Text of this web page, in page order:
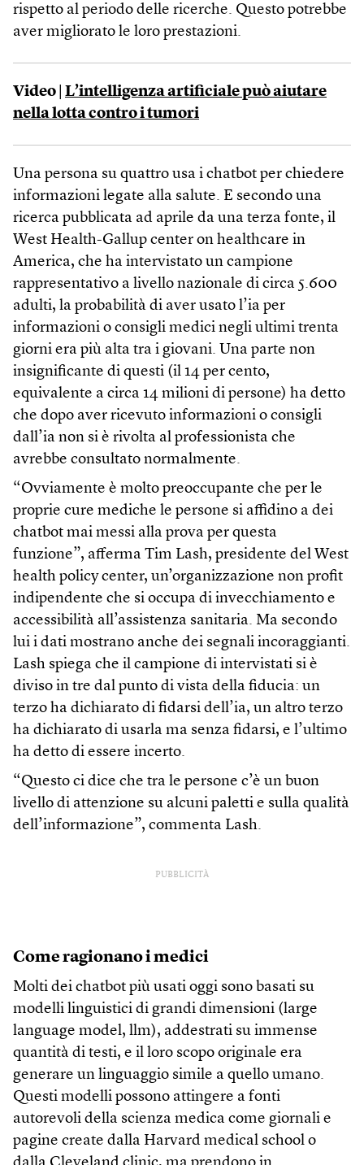
rispetto al periodo delle ricerche. Questo potrebbe
aver migliorato le loro prestazioni.
Video | L’intelligenza artificiale può aiutare
nella lotta contro i tumori
Una persona su quattro usa i chatbot per chiedere
informazioni legate alla salute. E secondo una
ricerca pubblicata ad aprile da una terza fonte, il
West Health-Gallup center on healthcare in
America, che ha intervistato un campione
rappresentativo a livello nazionale di circa 5.600
adulti, la probabilità di aver usato l’ia per
informazioni o consigli medici negli ultimi trenta
giorni era più alta tra i giovani. Una parte non
insignificante di questi (il 14 per cento,
equivalente a circa 14 milioni di persone) ha detto
che dopo aver ricevuto informazioni o consigli
dall’ia non si è rivolta al professionista che
avrebbe consultato normalmente.
“Ovviamente è molto preoccupante che per le
proprie cure mediche le persone si affidino a dei
chatbot mai messi alla prova per questa
funzione”, afferma Tim Lash, presidente del West
health policy center, un’organizzazione non profit
indipendente che si occupa di invecchiamento e
accessibilità all’assistenza sanitaria. Ma secondo
lui i dati mostrano anche dei segnali incoraggianti.
Lash spiega che il campione di intervistati si è
diviso in tre dal punto di vista della fiducia: un
terzo ha dichiarato di fidarsi dell’ia, un altro terzo
ha dichiarato di usarla ma senza fidarsi, e l’ultimo
ha detto di essere incerto.
“Questo ci dice che tra le persone c’è un buon
livello di attenzione su alcuni paletti e sulla qualità
dell’informazione”, commenta Lash.
PUBBLICITÀ
Come ragionano i medici
Molti dei chatbot più usati oggi sono basati su
modelli linguistici di grandi dimensioni (large
language model, llm), addestrati su immense
quantità di testi, e il loro scopo originale era
generare un linguaggio simile a quello umano.
Questi modelli possono attingere a fonti
autorevoli della scienza medica come giornali e
pagine create dalla Harvard medical school o